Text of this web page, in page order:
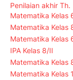
Penilaian akhir Th.
Matematika Kelas
Matematika Kelas
Matematika Kelas
IPA Kelas 8/II
Matematika Kelas
Matematika Kelas